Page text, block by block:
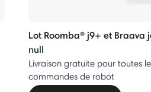
Lot Roomba® j9+ et Braava
null
Livraison gratuite pour toutes
commandes de robot